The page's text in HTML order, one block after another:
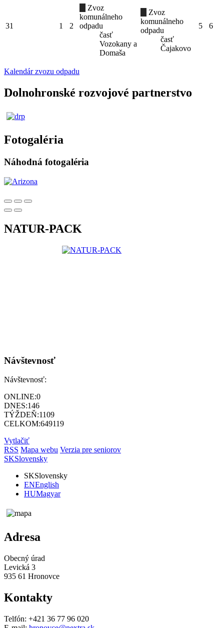
31 1 2
Zvoz
komunálneho
odpadu
časť
Vozokany a
Domaša
Zvoz
komunálneho
odpadu
časť
Čajakovo
5 6
Kalendár zvozu odpadu
Dolnohronské rozvojové partnerstvo
Fotogaléria
Náhodná fotogaléria
NATUR-PACK
Návštevnosť
Návštevnosť:
ONLINE:0
DNES:146
TÝŽDEŇ:1109
CELKOM:649119
Vytlačiť
RSS Mapa webu Verzia pre seniorov
SKSlovensky
SKSlovensky
ENEnglish
HUMagyar
Adresa
Obecný úrad
Levická 3
935 61 Hronovce
Kontakty
Telfón: +421 36 77 96 020